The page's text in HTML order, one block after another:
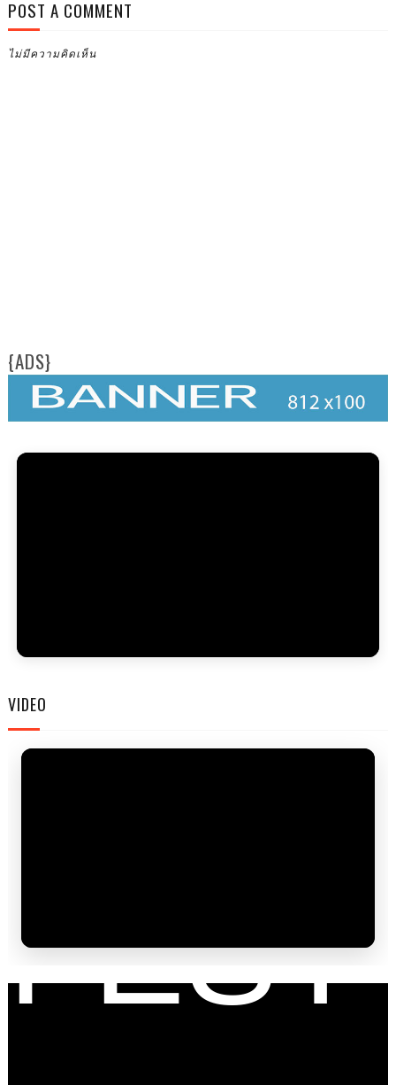
POST A COMMENT
ไม่มีความคิดเห็น
{ADS}
VIDEO
FAM
FEST